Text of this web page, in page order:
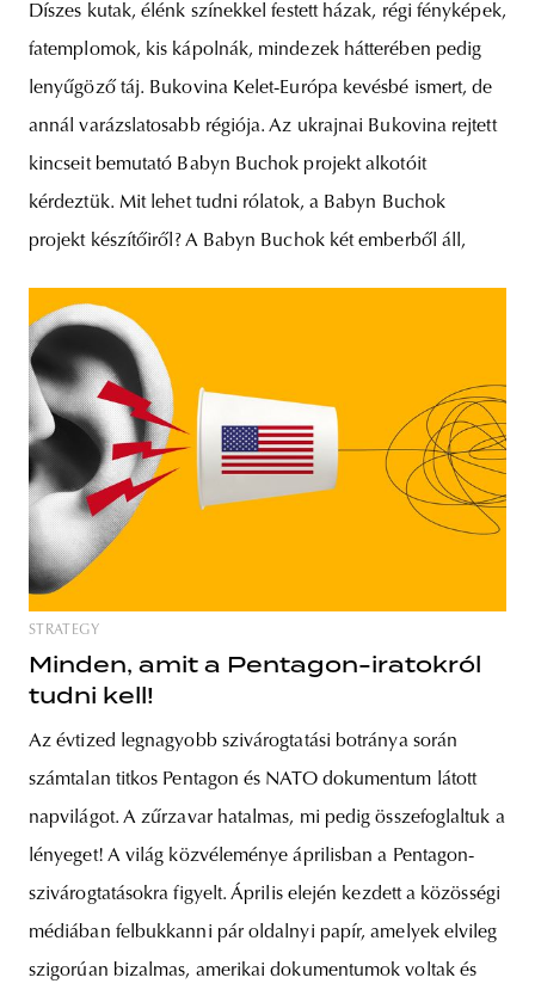
Díszes kutak, élénk színekkel festett házak, régi fényképek,
fatemplomok, kis kápolnák, mindezek hátterében pedig
lenyűgöző táj. Bukovina Kelet-Európa kevésbé ismert, de
annál varázslatosabb régiója. Az ukrajnai Bukovina rejtett
kincseit bemutató Babyn Buchok projekt alkotóit
kérdeztük. Mit lehet tudni rólatok, a Babyn Buchok
projekt készítőiről? A Babyn Buchok két emberből áll,
STRATEGY
Minden, amit a Pentagon-iratokról
tudni kell!
Az évtized legnagyobb szivárogtatási botránya során
számtalan titkos Pentagon és NATO dokumentum látott
napvilágot. A zűrzavar hatalmas, mi pedig összefoglaltuk a
lényeget! A világ közvéleménye áprilisban a Pentagon-
szivárogtatásokra figyelt. Április elején kezdett a közösségi
médiában felbukkanni pár oldalnyi papír, amelyek elvileg
szigorúan bizalmas, amerikai dokumentumok voltak és